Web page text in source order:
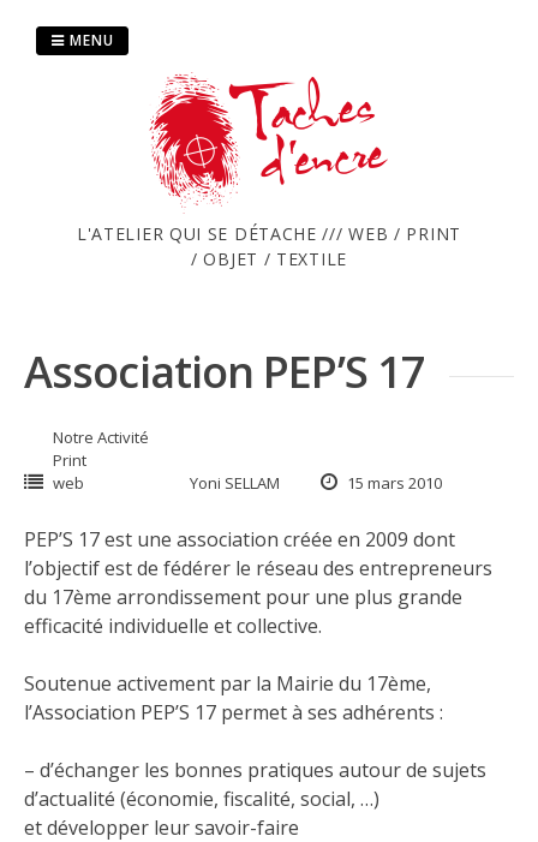
L'ATELIER QUI SE DÉTACHE /// WEB / PRINT
/ OBJET / TEXTILE
MENU
Association PEP’S 17
Notre Activité
Print
web
Yoni SELLAM 15 mars 2010
PEP’S 17est une association créée en 2009 dont
l’objectif est de fédérer le réseau des entrepreneurs
du 17ème arrondissement pour une plus grande
efficacité individuelle et collective.
Soutenue activement par la Mairie du 17ème,
l’Association PEP’S 17 permet à ses adhérents :
– d’échanger les bonnes pratiques autour de sujets
d’actualité (économie, fiscalité, social, …)
et développer leur savoir-faire